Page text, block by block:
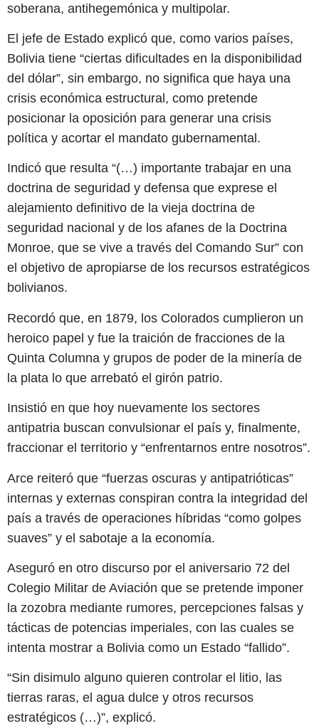
soberana, antihegemónica y multipolar.
El jefe de Estado explicó que, como varios países,
Bolivia tiene “ciertas dificultades en la disponibilidad
del dólar”, sin embargo, no significa que haya una
crisis económica estructural, como pretende
posicionar la oposición para generar una crisis
política y acortar el mandato gubernamental.
Indicó que resulta “(…) importante trabajar en una
doctrina de seguridad y defensa que exprese el
alejamiento definitivo de la vieja doctrina de
seguridad nacional y de los afanes de la Doctrina
Monroe, que se vive a través del Comando Sur” con
el objetivo de apropiarse de los recursos estratégicos
bolivianos.
Recordó que, en 1879, los Colorados cumplieron un
heroico papel y fue la traición de fracciones de la
Quinta Columna y grupos de poder de la minería de
la plata lo que arrebató el girón patrio.
Insistió en que hoy nuevamente los sectores
antipatria buscan convulsionar el país y, finalmente,
fraccionar el territorio y “enfrentarnos entre nosotros”.
Arce reiteró que “fuerzas oscuras y antipatrióticas”
internas y externas conspiran contra la integridad del
país a través de operaciones híbridas “como golpes
suaves” y el sabotaje a la economía.
Aseguró en otro discurso por el aniversario 72 del
Colegio Militar de Aviación que se pretende imponer
la zozobra mediante rumores, percepciones falsas y
tácticas de potencias imperiales, con las cuales se
intenta mostrar a Bolivia como un Estado “fallido”.
“Sin disimulo alguno quieren controlar el litio, las
tierras raras, el agua dulce y otros recursos
estratégicos (…)”, explicó.